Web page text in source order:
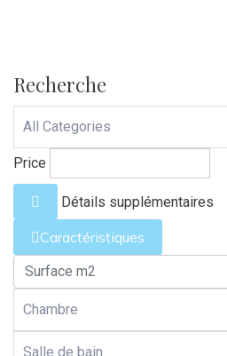
Recherche
Price
Détails supplémentaires
Caractéristiques